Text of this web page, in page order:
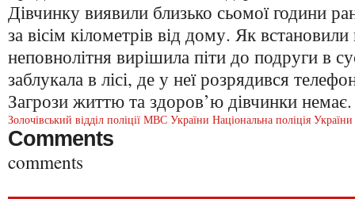
Дівчинку виявили близько сьомої години
за вісім кілометрів від дому. Як
неповнолітня вирішила піти до подруги в
заблукала в лісі, де у неї розрядився
Загрози життю та здоров’ю дівчинки немає.
Золочівський відділ поліції МВС України Національна поліція України
Comments
comments